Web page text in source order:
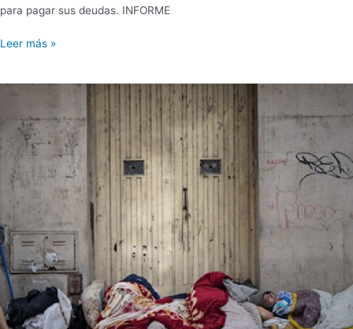
para pagar sus deudas. INFORME
Leer más »
ENDEUDAMIENTO
ENTRE
LOS
SECTORES
POPULARES
|LOS
VALORES
DE
LAS
CANASTAS
BÁSICAS
¿SIRVEN